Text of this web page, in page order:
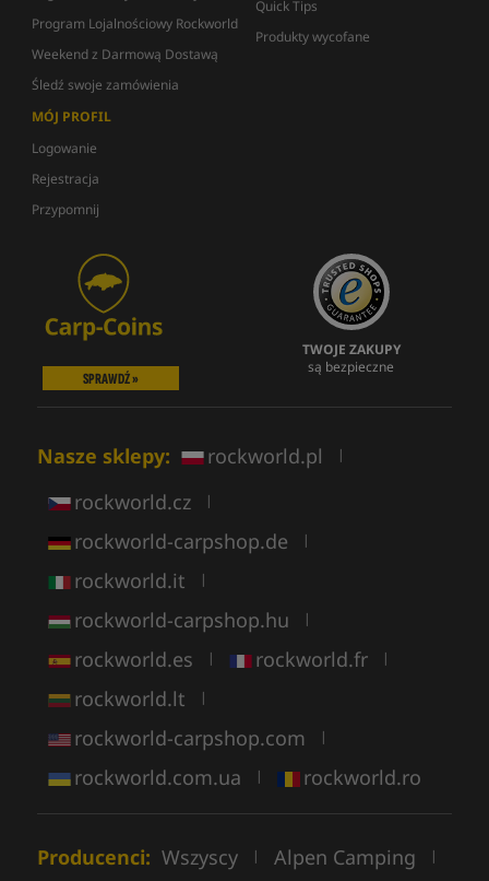
Program Lojalnościowy Rockworld
Weekend z Darmową Dostawą
Śledź swoje zamówienia
Quick Tips
Produkty wycofane
MÓJ PROFIL
Logowanie
Rejestracja
Przypomnij
SPRAWDŹ »
TWOJE ZAKUPY
są bezpieczne
Nasze sklepy: rockworld.pl |
rockworld.cz |
rockworld-carpshop.de |
rockworld.it |
rockworld-carpshop.hu |
rockworld.es | rockworld.fr |
rockworld.lt |
rockworld-carpshop.com |
rockworld.com.ua | rockworld.ro
Producenci: Wszyscy | Alpen Camping |